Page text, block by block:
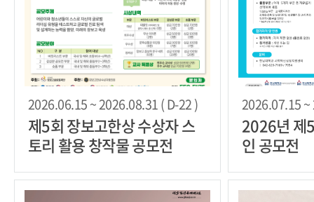
2026.06.15 ~ 2026.08.31 ( D-22 )
제5회 장보고한상 수상자 스
토리 활용 창작물 공모전
2026.07.15 ~
2026년 제
인 공모전